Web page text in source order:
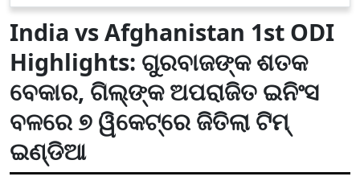
India vs Afghanistan 1st ODI
Highlights: ଗୁରବାଜଙ୍କ ଶତକ
ବେକାର, ଗିଲ୍‌ଙ୍କ ଅପରାଜିତ ଇନିଂସ
ବଳରେ ୭ ୱିକେଟ୍‌ରେ ଜିତିଲା ଟିମ୍
ଇଣ୍ଡିଆ